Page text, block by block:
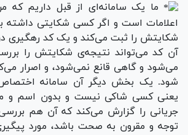
ما یک سامانه‌ای از قبل داریم که
اعلامات است و اگر کسی شکایتی داشته
شکایتش را ثبت می‌کند و یک کد رهگیری
آن کد می‌تواند نتیجه‌ی شکایتش را
می‌شود و گاهی قانع نمی‌شود، و اصرار
شود. یک بخش دیگر آن سامانه‌ اختصاص
یعنی کسی شاکی نیست و بدون اسم
جریانی را گزارش می‌کند که آن هم
توجه و مقرون به صحت باشد، مورد